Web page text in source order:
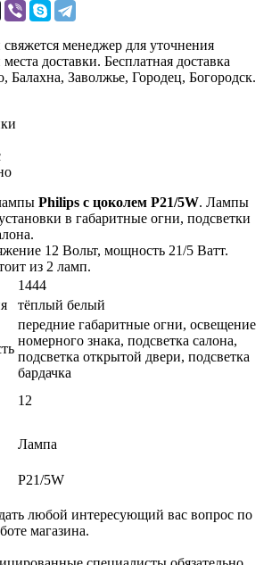
свяжется менеджер для уточнения
доставки. Бесплатная доставка
Балахна, Заволжье, Городец, Богородск.
Philips с цоколем P21/5W. Лампы
в габаритные огни, подсветки
12 Вольт, мощность 21/5 Ватт.
из 2 ламп.
1444
тёплый белый
передние габаритные огни, освещение
номерного знака, подсветка салона,
подсветка открытой двери, подсветка
бардачка
12
Лампа
P21/5W
любой интересующий вас вопрос по
магазина.